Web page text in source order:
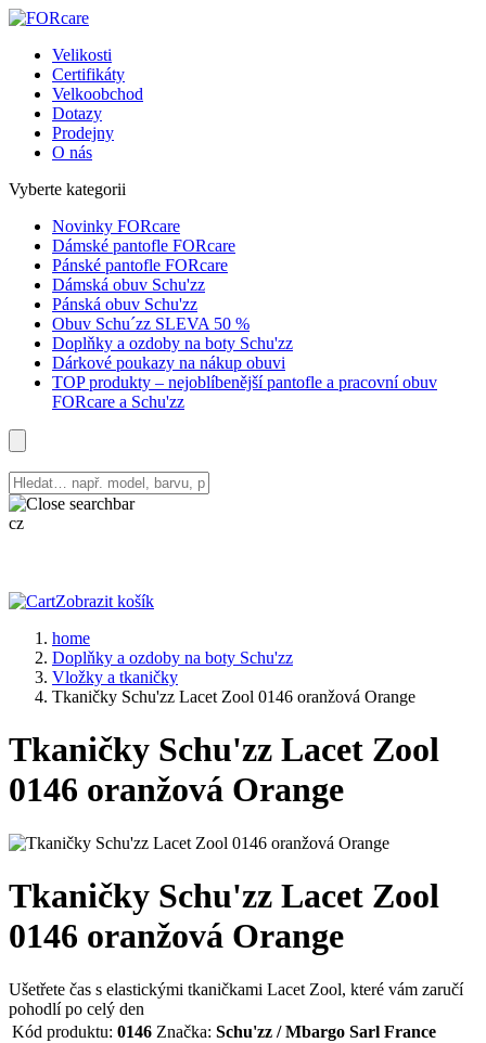
Velikosti
Certifikáty
Velkoobchod
Dotazy
Prodejny
O nás
Vyberte kategorii
Novinky FORcare
Dámské pantofle FORcare
Pánské pantofle FORcare
Dámská obuv Schu'zz
Pánská obuv Schu'zz
Obuv Schu´zz SLEVA 50 %
Doplňky a ozdoby na boty Schu'zz
Dárkové poukazy na nákup obuvi
TOP produkty – nejoblíbenější pantofle a pracovní obuv
FORcare a Schu'zz
cz
Zobrazit košík
home
Doplňky a ozdoby na boty Schu'zz
Vložky a tkaničky
Tkaničky Schu'zz Lacet Zool 0146 oranžová Orange
Tkaničky Schu'zz Lacet Zool
0146 oranžová Orange
Tkaničky Schu'zz Lacet Zool
0146 oranžová Orange
Ušetřete čas s elastickými tkaničkami Lacet Zool, které vám zaručí
pohodlí po celý den
Kód produktu: 0146 Značka: Schu'zz / Mbargo Sarl France